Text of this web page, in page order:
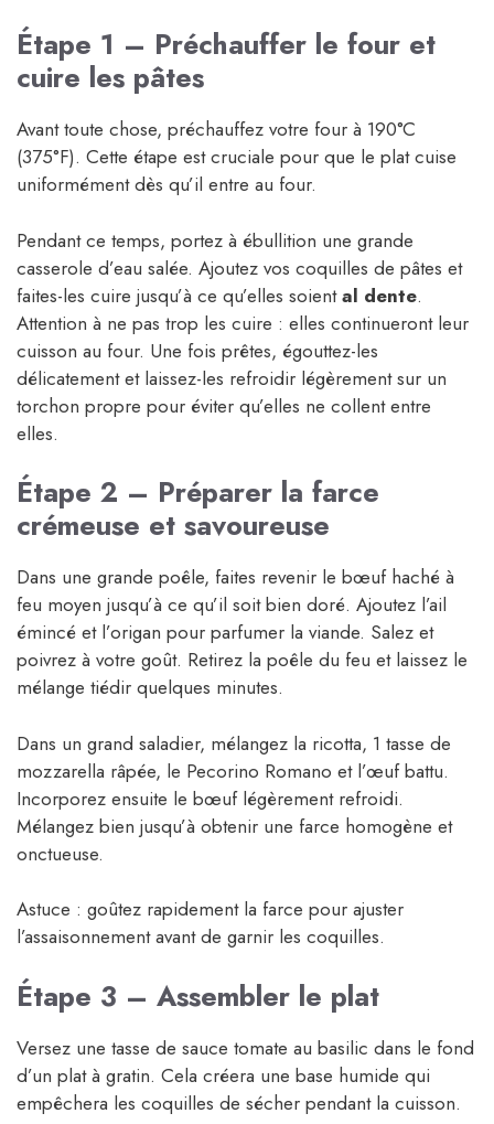
Étape 1 – Préchauffer le four et
cuire les pâtes
Avant toute chose, préchauffez votre four à 190°C
(375°F). Cette étape est cruciale pour que le plat cuise
uniformément dès qu’il entre au four.
Pendant ce temps, portez à ébullition une grande
casserole d’eau salée. Ajoutez vos coquilles de pâtes et
faites-les cuire jusqu’à ce qu’elles soiental dente.
Attention à ne pas trop les cuire : elles continueront leur
cuisson au four. Une fois prêtes, égouttez-les
délicatement et laissez-les refroidir légèrement sur un
torchon propre pour éviter qu’elles ne collent entre
elles.
Étape 2 – Préparer la farce
crémeuse et savoureuse
Dans une grande poêle, faites revenir le bœuf haché à
feu moyen jusqu’à ce qu’il soit bien doré. Ajoutez l’ail
émincé et l’origan pour parfumer la viande. Salez et
poivrez à votre goût. Retirez la poêle du feu et laissez le
mélange tiédir quelques minutes.
Dans un grand saladier, mélangez la ricotta, 1 tasse de
mozzarella râpée, le Pecorino Romano et l’œuf battu.
Incorporez ensuite le bœuf légèrement refroidi.
Mélangez bien jusqu’à obtenir une farce homogène et
onctueuse.
Astuce : goûtez rapidement la farce pour ajuster
l’assaisonnement avant de garnir les coquilles.
Étape 3 – Assembler le plat
Versez une tasse de sauce tomate au basilic dans le fond
d’un plat à gratin. Cela créera une base humide qui
empêchera les coquilles de sécher pendant la cuisson.